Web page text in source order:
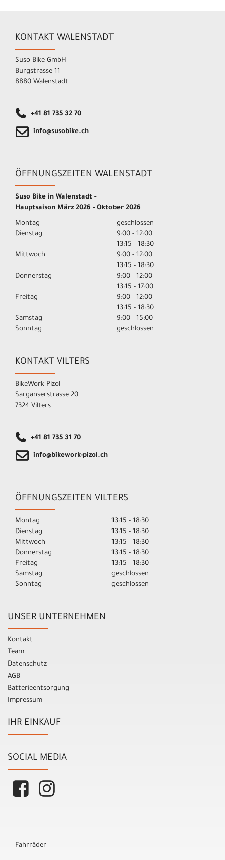
KONTAKT WALENSTADT
Suso Bike GmbH
Burgstrasse 11
8880 Walenstadt
+41 81 735 32 70
info@susobike.ch
ÖFFNUNGSZEITEN WALENSTADT
Suso Bike in Walenstadt -
Hauptsaison März 2026 - Oktober 2026
Montag
geschlossen
Dienstag
9:00 - 12:00
13:15 - 18:30
Mittwoch
9:00 - 12:00
13:15 - 18:30
Donnerstag
9:00 - 12:00
13:15 - 17:00
Freitag
9:00 - 12:00
13:15 - 18:30
Samstag
9:00 - 15:00
Sonntag
geschlossen
KONTAKT VILTERS
BikeWork-Pizol
Sarganserstrasse 20
7324 Vilters
+41 81 735 31 70
info@bikework-pizol.ch
ÖFFNUNGSZEITEN VILTERS
Montag
13:15 - 18:30
Dienstag
13:15 - 18:30
Mittwoch
13:15 - 18:30
Donnerstag
13:15 - 18:30
Freitag
13:15 - 18:30
Samstag
geschlossen
Sonntag
geschlossen
UNSER UNTERNEHMEN
Kontakt
Team
Datenschutz
AGB
Batterieentsorgung
Impressum
IHR EINKAUF
SOCIAL MEDIA
Fahrräder